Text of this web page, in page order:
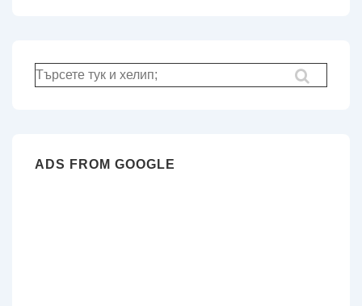
Търсене
за:
ADS FROM GOOGLE